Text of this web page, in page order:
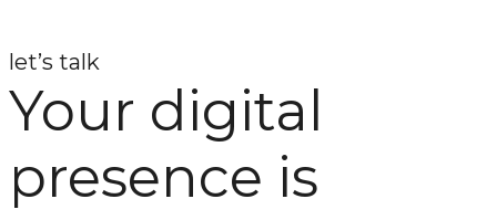
let’s talk
Your digital
presence is